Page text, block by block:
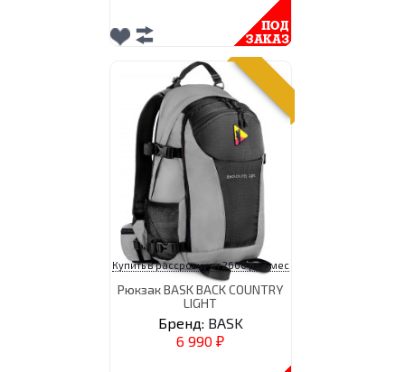
Купить в рассрочку от 2600 р/ 3 мес
Рюкзак BASK BACK COUNTRY
LIGHT
Бренд: BASK
6 990 ₽